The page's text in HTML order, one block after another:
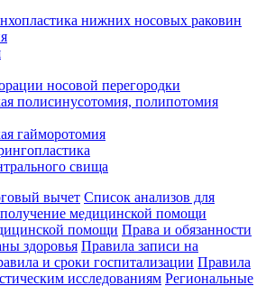
нижних носовых раковин
носовой перегородки
полисинусотомия, полипотомия
гайморотомия
свища
вычет Список анализов для
медицинской помощи
помощи Права и обязанности
здоровья Правила записи на
и сроки госпитализации Правила
исследованиям Региональные